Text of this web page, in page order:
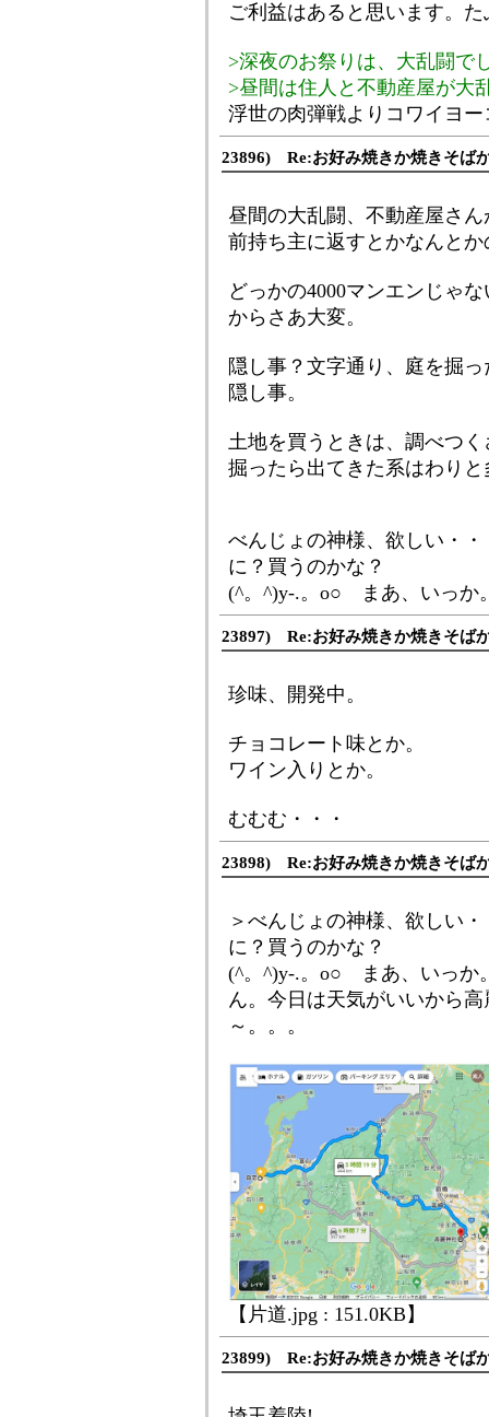
ご利益はあると思います。
>深夜のお祭りは、大乱闘で
>昼間は住人と不動産屋が大
浮世の肉弾戦よりコワイヨ
23896) Re:お好み焼きか焼きそば
昼間の大乱闘、不動産屋さ
前持ち主に返すとかなんと
どっかの4000マンエンじゃ
からさあ大変。
隠し事？文字通り、庭を掘
隠し事。
土地を買うときは、調べつ
掘ったら出てきた系はわり
べんじょの神様、欲しい・
に？買うのかな？
(^。^)y-.。o○ まあ、いっか
23897) Re:お好み焼きか焼きそば
珍味、開発中。
チョコレート味とか。
ワイン入りとか。
むむむ・・・
23898) Re:お好み焼きか焼きそば
＞べんじょの神様、欲しい
に？買うのかな？
(^。^)y-.。o○ まあ、いっか
ん。今日は天気がいいから
～。。。
【片道.jpg : 151.0KB】
23899) Re:お好み焼きか焼きそば